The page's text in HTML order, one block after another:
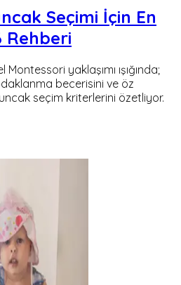
Seçimi İçin En
Rehberi
yaklaşımı ışığında;
becerisini ve öz
seçim kriterlerini özetliyor.